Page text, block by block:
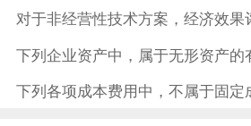
下列企业资产中，属于无形资产
下列各项成本费用中，不属于固定